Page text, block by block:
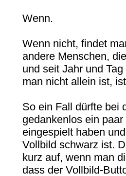
Wenn.
Wenn nicht, findet
andere Menschen,
und seit Jahr und
man nicht allein ist,
So ein Fall dürfte bei
gedankenlos ein
eingespielt haben
Vollbild schwarz ist.
kurz auf, wenn man
dass der Vollbild-